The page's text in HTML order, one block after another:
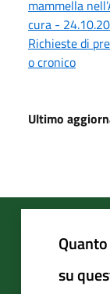
mammella
cura -
Richieste di
o cronico
Ultimo
su